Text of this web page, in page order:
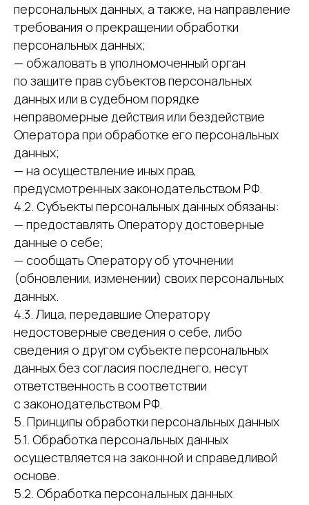
персональных данных, а также, на направление
требования о прекращении обработки
персональных данных;
— обжаловать в уполномоченный орган
по защите прав субъектов персональных
данных или в судебном порядке
неправомерные действия или бездействие
Оператора при обработке его персональных
данных;
— на осуществление иных прав,
предусмотренных законодательством РФ.
4.2. Субъекты персональных данных обязаны:
— предоставлять Оператору достоверные
данные о себе;
— сообщать Оператору об уточнении
(обновлении, изменении) своих персональных
данных.
4.3. Лица, передавшие Оператору
недостоверные сведения о себе, либо
сведения о другом субъекте персональных
данных без согласия последнего, несут
ответственность в соответствии
с законодательством РФ.
5. Принципы обработки персональных данных
5.1. Обработка персональных данных
осуществляется на законной и справедливой
основе.
5.2. Обработка персональных данных